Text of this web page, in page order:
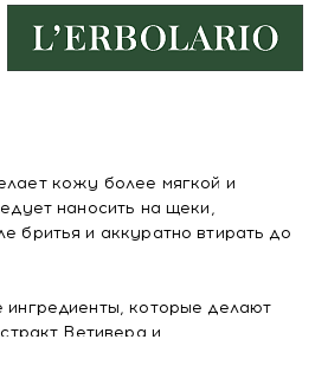
кожу более мягкой и
наносить на щеки,
бритья и аккуратно втирать до
ингредиенты, которые делают
Ветивера и
которые обладают